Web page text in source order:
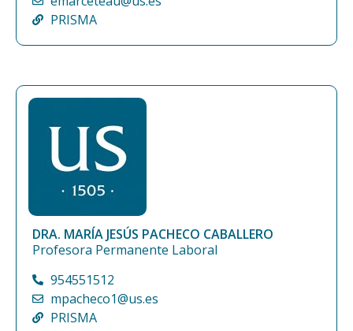
PRISMA
DRA. MARÍA JESÚS PACHECO CABALLERO
Profesora Permanente Laboral
954551512
mpacheco1@us.es
PRISMA